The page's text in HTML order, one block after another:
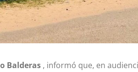
Balderas , informó que, en